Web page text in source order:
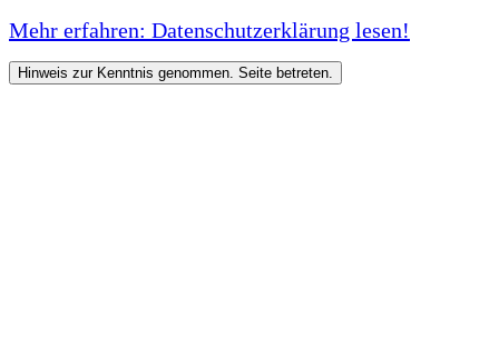
Mehr erfahren: Datenschutzerklärung lesen!
Hinweis zur Kenntnis genommen. Seite betreten.